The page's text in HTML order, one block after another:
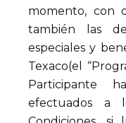
momento, con
también las
especiales y
Texaco(el
Participante
efectuados a